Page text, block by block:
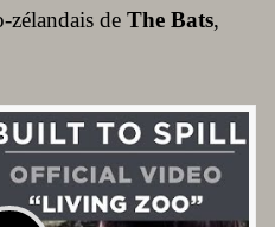
zélandais de The Bats,